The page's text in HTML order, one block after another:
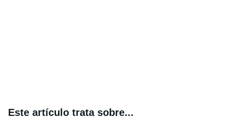
Este artículo trata sobre...